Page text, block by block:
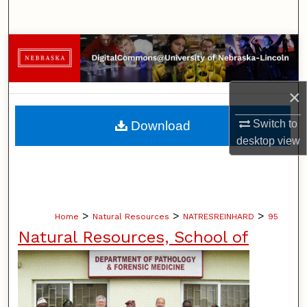
×
Switch to
desktopview
Browse Collections
My Account
About
Digital Commons Network™
Home > Natural Resources > NATRESREINHARD > 95
Natural Resources, School of
Download